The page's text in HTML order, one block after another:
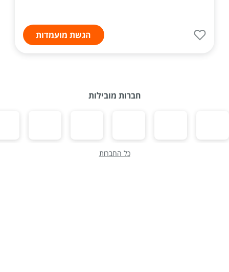
הגשת מועמדות
חברות מובילות
כל החברות